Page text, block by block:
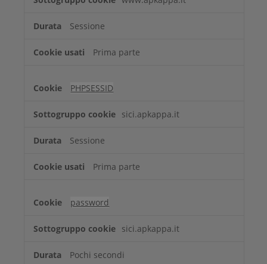
Sessione
Prima parte
PHPSESSID
sici.apkappa.it
Sessione
Prima parte
password
sici.apkappa.it
Pochi secondi